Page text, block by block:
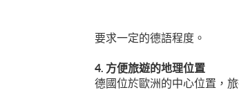
要求一定的德語程度。
4. 方便旅遊的地理位置
德國位於歐洲的中心位置，